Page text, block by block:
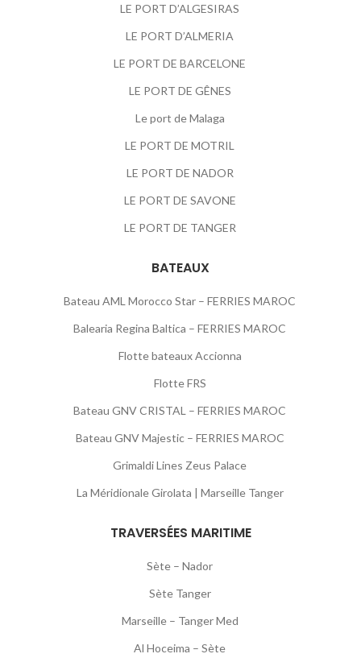
LE PORT D’ALGESIRAS
LE PORT D’ALMERIA
LE PORT DE BARCELONE
LE PORT DE GÊNES
Le port de Malaga
LE PORT DE MOTRIL
LE PORT DE NADOR
LE PORT DE SAVONE
LE PORT DE TANGER
BATEAUX
Bateau AML Morocco Star – FERRIES MAROC
Balearia Regina Baltica – FERRIES MAROC
Flotte bateaux Accionna
Flotte FRS
Bateau GNV CRISTAL – FERRIES MAROC
Bateau GNV Majestic – FERRIES MAROC
Grimaldi Lines Zeus Palace
La Méridionale Girolata | Marseille Tanger
TRAVERSÉES MARITIME
Sète – Nador
Sète Tanger
Marseille – Tanger Med
Al Hoceima – Sète